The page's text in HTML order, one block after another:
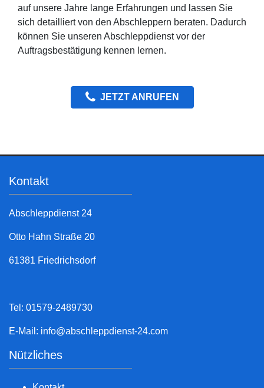
auf unsere Jahre lange Erfahrungen und lassen Sie
sich detailliert von den Abschleppern beraten. Dadurch
können Sie unseren Abschleppdienst vor der
Auftragsbestätigung kennen lernen.
JETZT ANRUFEN
Kontakt
Abschleppdienst 24
Otto Hahn Straße 20
61381 Friedrichsdorf
Tel: 01579-2489730
E-Mail: info@abschleppdienst-24.com
Nützliches